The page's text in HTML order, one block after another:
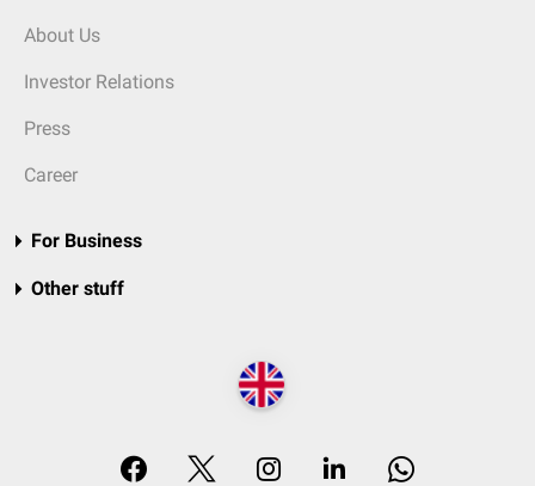
About Us
Investor Relations
Press
Career
For Business
Other stuff